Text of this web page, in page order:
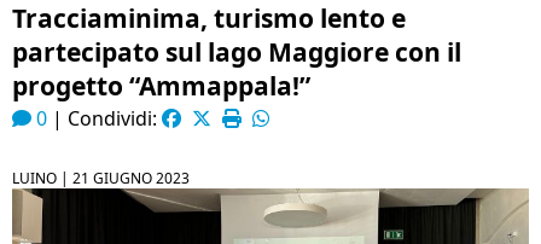
Tracciaminima, turismo lento e
partecipato sul lago Maggiore con il
progetto “Ammappala!”
0 | Condividi:
LUINO | 21 GIUGNO 2023